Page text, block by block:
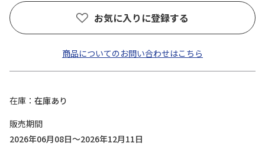
お気に入りに登録する
商品についてのお問い合わせはこちら
在庫
在庫あり
販売期間
2026年06月08日～2026年12月11日